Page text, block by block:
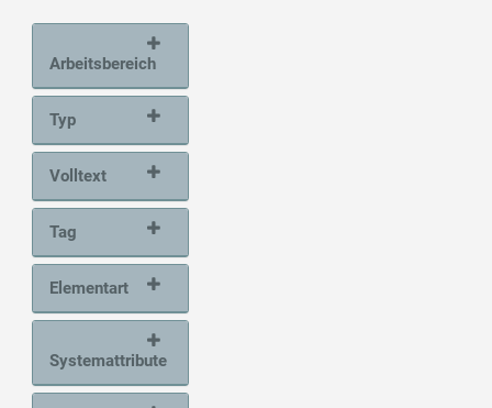
Arbeitsbereich
Typ
Volltext
Tag
Elementart
Systemattribute